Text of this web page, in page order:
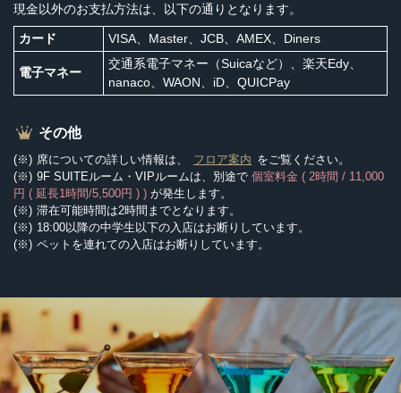
現金以外のお支払方法は、以下の通りとなります。
カード VISA、Master、JCB、AMEX、Diners
電子マネー
交通系電子マネー（Suicaなど）、楽天Edy、
nanaco、WAON、iD、QUICPay
その他
席についての詳しい情報は、 フロア案内 をご覧ください。
9F SUITEルーム・VIPルームは、別途で 個室料金 ( 2時間 / 11,000
円 ( 延長1時間/5,500円 ) ) が発生します。
滞在可能時間は2時間までとなります。
18:00以降の中学生以下の入店はお断りしています。
ペットを連れての入店はお断りしています。